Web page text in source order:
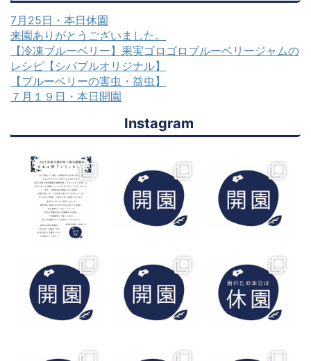
7月25日・本日休園
来園ありがとうございました。
【冷凍ブルーベリー】果実ゴロゴロブルーベリージャムの
レシピ【シバブルオリジナル】
【ブルーベリーの害虫・益虫】
７月１９日・本日開園
Instagram